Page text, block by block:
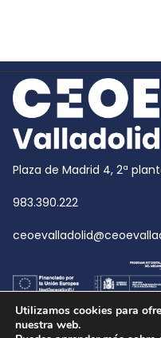
Plaza de Madrid 4, 2ª
983.390.222
Utilizamos cookies para
nuestra web.